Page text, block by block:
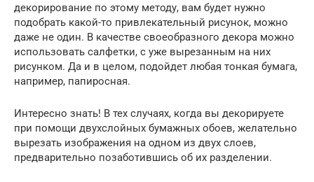
декорирование по этому методу, вам будет нужно
подобрать какой-то привлекательный рисунок, можно
даже не один. В качестве своеобразного декора можно
использовать салфетки, с уже вырезанным на них
рисунком. Да и в целом, подойдет любая тонкая бумага,
например, папиросная.
Интересно знать! В тех случаях, когда вы декорируете
при помощи двухслойных бумажных обоев, желательно
вырезать изображения на одном из двух слоев,
предварительно позаботившись об их разделении.